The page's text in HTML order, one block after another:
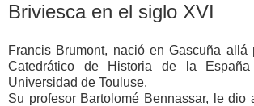
Briviesca en el siglo XVI
Francis Brumont, nació en Gascuña allá
Catedrático de Historia de la
Universidad de Touluse.
Su profesor Bartolomé Bennassar, le dio